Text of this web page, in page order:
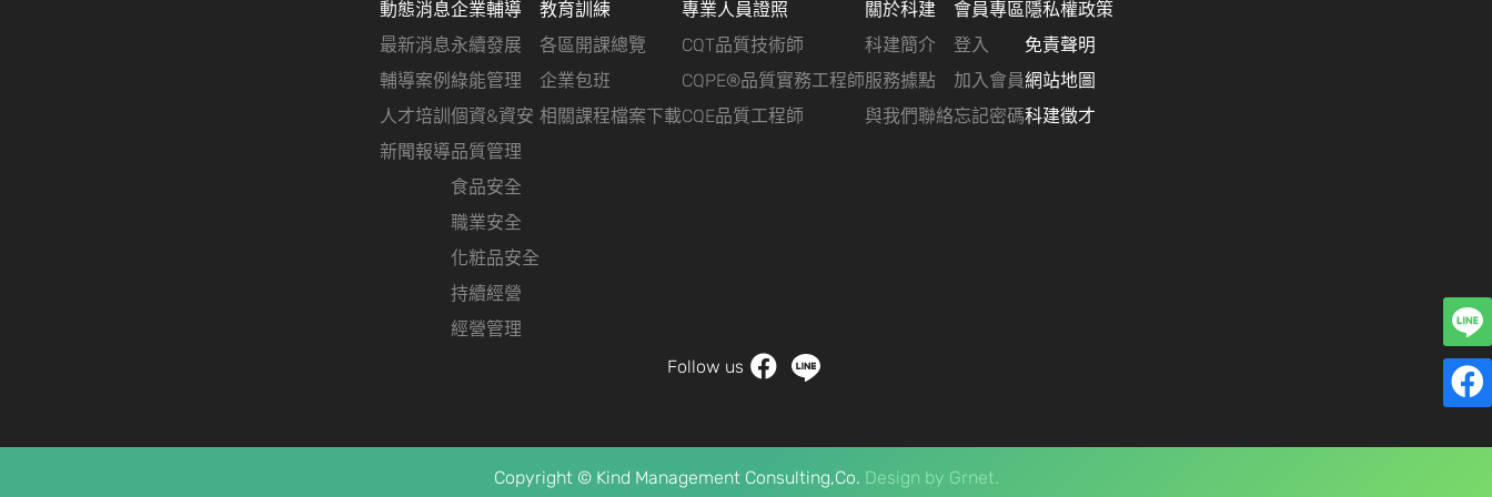
動態消息
最新消息
輔導案例
人才培訓
新聞報導
企業輔導
永續發展
綠能管理
個資&資安
品質管理
食品安全
職業安全
化粧品安全
持續經營
經營管理
教育訓練
各區開課總覽
企業包班
相關課程檔案下載
專業人員證照
CQT品質技術師
CQPE®品質實務工程師
CQE品質工程師
關於科建
科建簡介
服務據點
與我們聯絡
會員專區
登入
加入會員
忘記密碼
隱私權政策
免責聲明
網站地圖
科建徵才
Follow us
Copyright © Kind Management Consulting,Co. Design by Grnet.